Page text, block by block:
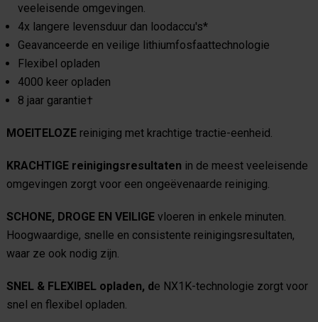
veeleisende omgevingen.
4x langere levensduur dan loodaccu's*
Geavanceerde en veilige lithiumfosfaattechnologie
Flexibel opladen
4000 keer opladen
8 jaar garantie†
MOEITELOZE reiniging met krachtige tractie-eenheid.
KRACHTIGE reinigingsresultaten in de meest veeleisende
omgevingen zorgt voor een ongeëvenaarde reiniging.
SCHONE, DROGE EN VEILIGE vloeren in enkele minuten.
Hoogwaardige, snelle en consistente reinigingsresultaten,
waar ze ook nodig zijn.
SNEL & FLEXIBEL opladen, de NX1K-technologie zorgt voor
snel en flexibel opladen.